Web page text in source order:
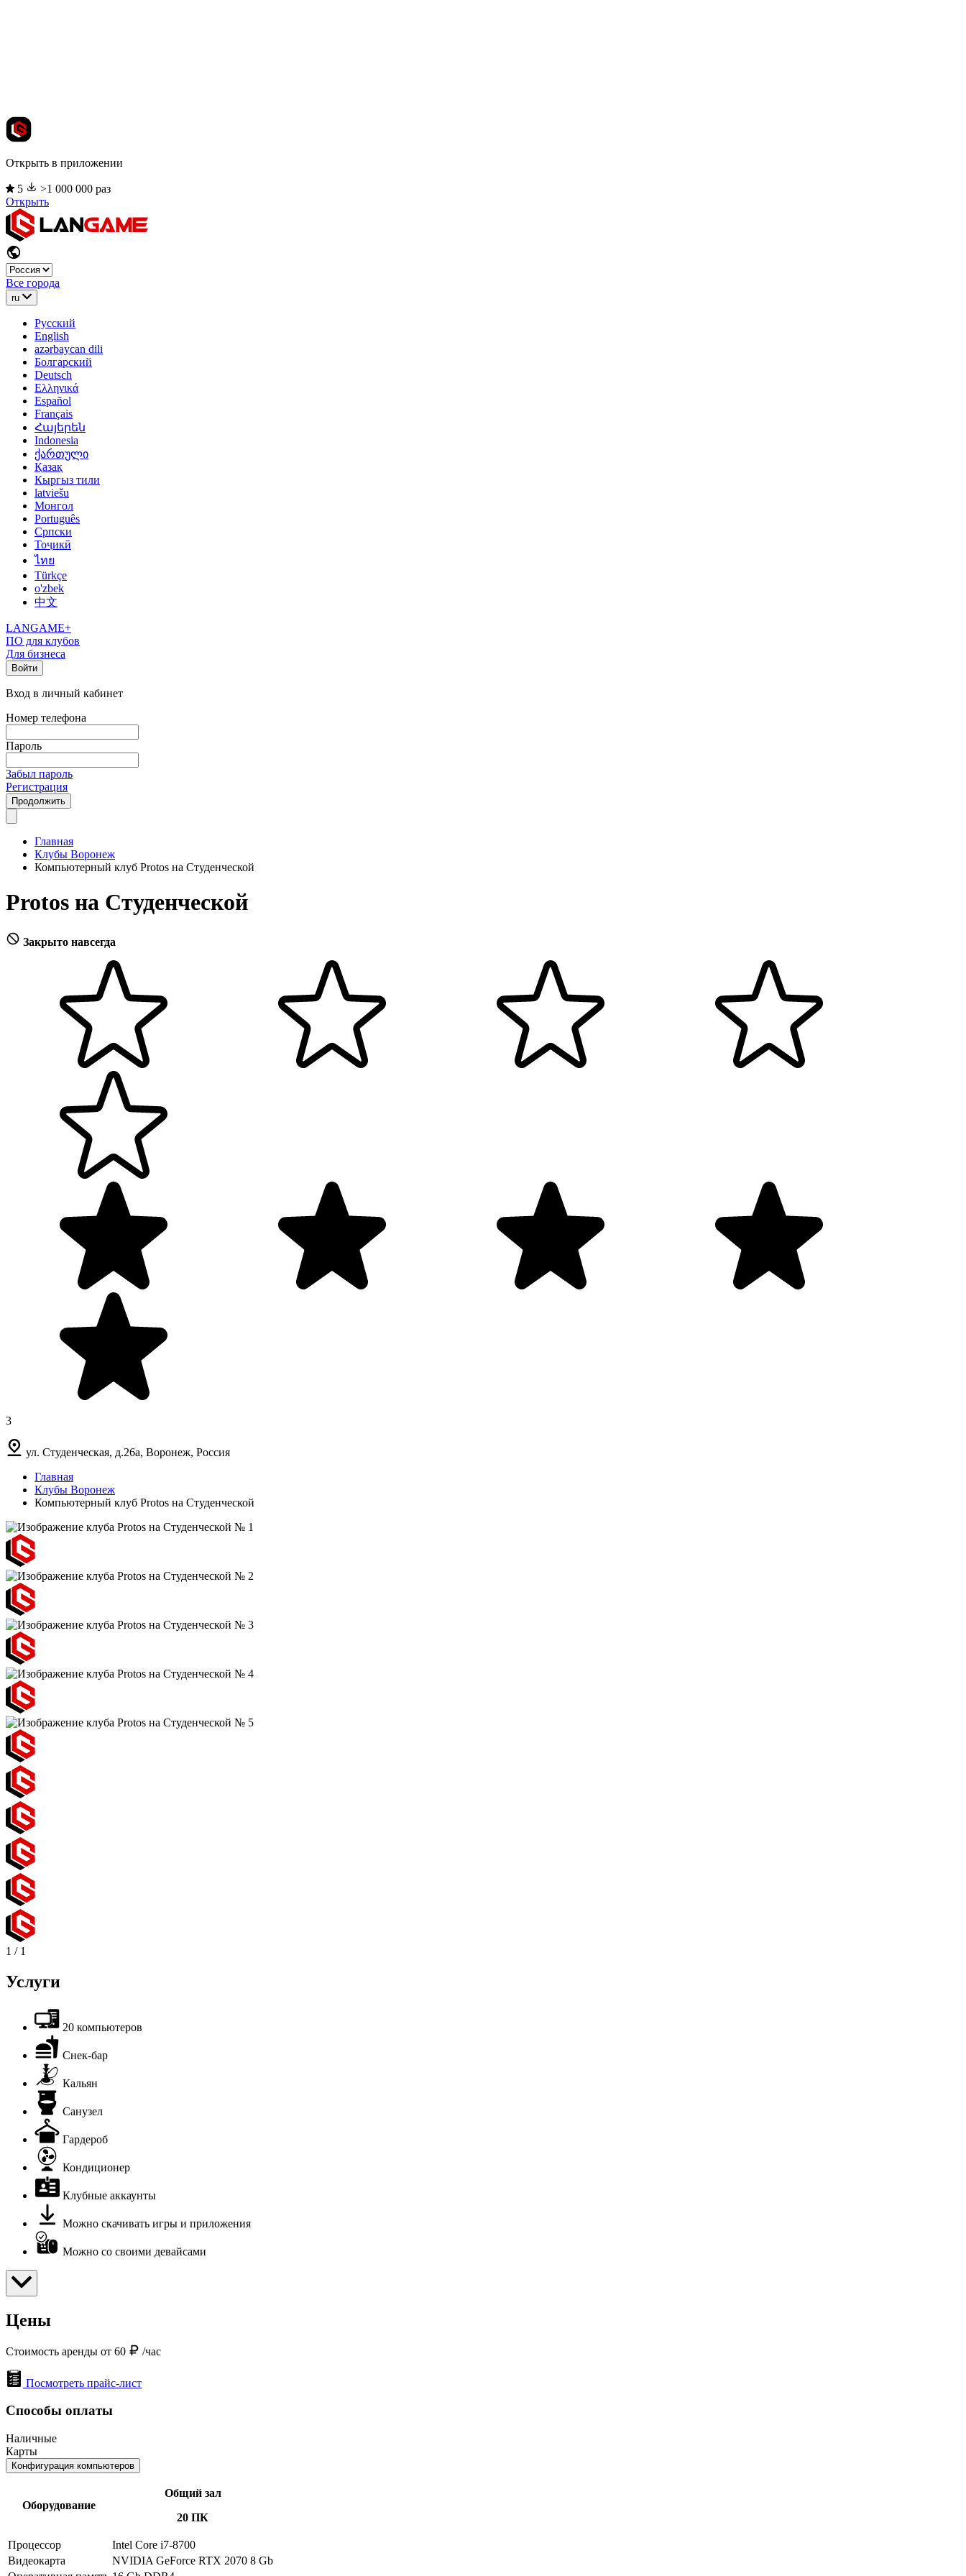
Открыть в приложении
5
>1 000 000 раз
Открыть
Все города
ru
Русский
English
azərbaycan dili
Болгарский
Deutsch
Ελληνικά
Español
Français
Հայերեն
Indonesia
ქართული
Қазақ
Кыргыз тили
latviešu
Монгол
Português
Српски
Тоҷикӣ
ไทย
Türkçe
o'zbek
中文
LANGAME+
ПО для клубов
Для бизнеса
Войти
Вход в личный кабинет
Номер телефона
Пароль
Забыл пароль
Регистрация
Продолжить
Главная
Клубы Воронеж
Компьютерный клуб Protos на Студенческой
Protos на Студенческой
Закрыто навсегда
3
ул. Студенческая, д.26а, Воронеж, Россия
Главная
Клубы Воронеж
Компьютерный клуб Protos на Студенческой
1 / 1
Услуги
20 компьютеров
Снек-бар
Кальян
Санузел
Гардероб
Кондиционер
Клубные аккаунты
Можно скачивать игры и приложения
Можно со своими девайсами
Цены
Стоимость аренды от 60 /час
Посмотреть прайс-лист
Способы оплаты
Наличные
Карты
Конфигурация компьютеров
Оборудование
Общий зал
20 ПК
Процессор
Intel Core i7-8700
Видеокарта
NVIDIA GeForce RTX 2070 8 Gb